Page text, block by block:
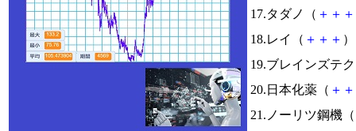
17.タダノ（ ＋ ＋ ＋
18.レイ（ ＋ ＋ ＋
19.ブレインズテ
20.日本化薬（ ＋ ＋
21.ノーリツ鋼機（